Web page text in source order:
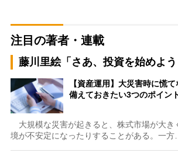
注目の著者・連載
藤川里絵「さあ、投資を始めよう
【資産運用】大災害時に慌
備えておきたい3つのポイン
大規模な災害が起きると、株式市場が大き
境が不安定になったりすることがある。一